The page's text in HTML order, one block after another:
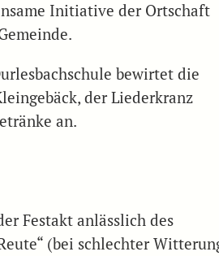
Initiative der Ortschaft
bewirtet die
der Liederkranz
an.
Festakt anlässlich des
(bei schlechter